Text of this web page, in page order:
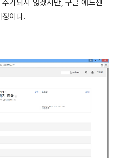
가되지 않겠지만, 구글 애드센
이다.